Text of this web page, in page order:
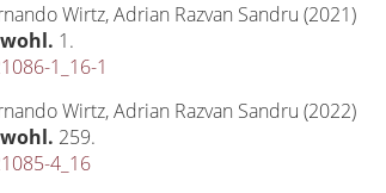
Wirtz, Adrian Razvan Sandru (2021)
1.
1_16-1
Wirtz, Adrian Razvan Sandru (2022)
259.
4_16